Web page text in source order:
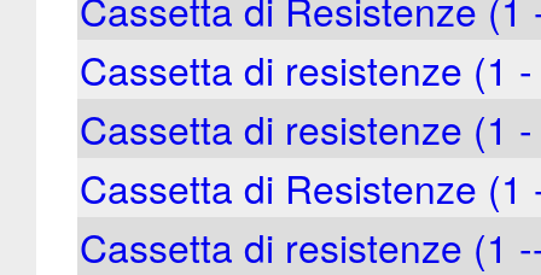
Cassetta di resistenze (1
Cassetta di resistenze (1
Cassetta di Resistenze (1
Cassetta di resistenze (1